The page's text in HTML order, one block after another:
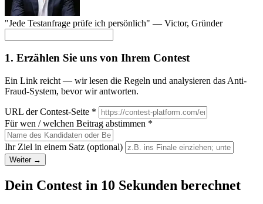
"Jede Testanfrage prüfe ich persönlich" — Victor, Gründer
1. Erzählen Sie uns von Ihrem Contest
Ein Link reicht — wir lesen die Regeln und analysieren das Anti-
Fraud-System, bevor wir antworten.
URL der Contest-Seite *
Für wen / welchen Beitrag abstimmen *
Ihr Ziel in einem Satz (optional)
Weiter →
Dein Contest in 10 Sekunden berechnet